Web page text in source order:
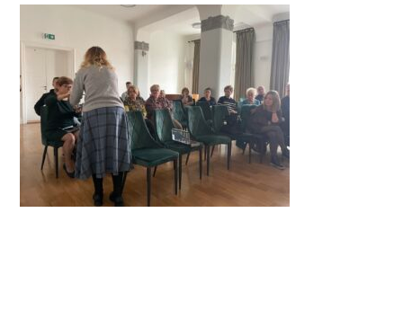
w Jeleniej Górze